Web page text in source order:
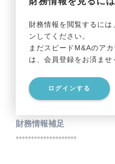
財務情報を閲覧するに
ンしてください。
まだスピードM&Aのア
は、会員登録をお済ませ
ログインする
事業利益
貸借対照表（B/S）
事業資産
事業負債
財務情報補足
********************